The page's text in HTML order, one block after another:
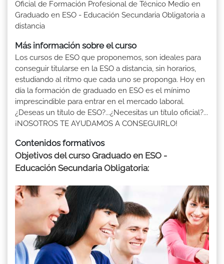
Oficial de Formación Profesional de Técnico Medio en
Graduado en ESO - Educación Secundaria Obligatoria a
distancia
Más información sobre el curso
Los cursos de ESO que proponemos, son ideales para
conseguir titularse en la ESO a distancia, sin horarios,
estudiando al ritmo que cada uno se proponga. Hoy en
día la formación de graduado en ESO es el mínimo
imprescindible para entrar en el mercado laboral.
¿Deseas un título de ESO?...¿Necesitas un título oficial?...
¡NOSOTROS TE AYUDAMOS A CONSEGUIRLO!
Contenidos formativos
Objetivos del curso Graduado en ESO -
Educación Secundaria Obligatoria: